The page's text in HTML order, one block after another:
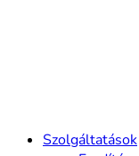
Szolgáltatások